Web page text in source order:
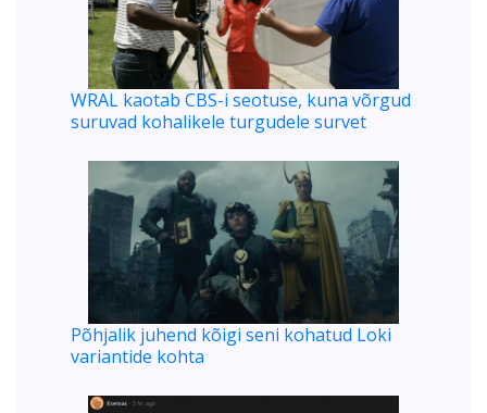
WRAL kaotab CBS-i seotuse, kuna võrgud
suruvad kohalikele turgudele survet
Põhjalik juhend kõigi seni kohatud Loki
variantide kohta